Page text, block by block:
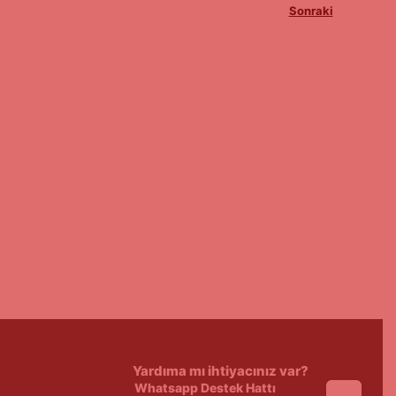
Sonraki
Yardıma mı ihtiyacınız var?
Whatsapp Destek Hattı